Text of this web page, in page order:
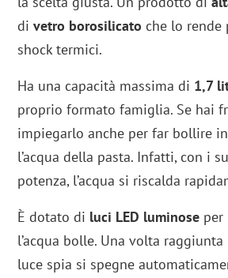
divetro borosilicato che lo
shock termici.
Ha una capacità massima di 1,7
proprio formato famiglia. Se hai
impiegarlo anche per far bollire
l’acqua della pasta. Infatti, con i
potenza, l’acqua si riscalda
È dotato di luci LED luminose per
l’acqua bolle. Una volta raggiunta
luce spia si spegne